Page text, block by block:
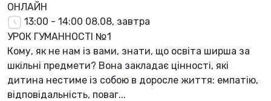
ОНЛАЙН
13:00 - 14:00 08.08, завтра
УРОК ГУМАННОСТІ №1
Кому, як не нам із вами, знати, що освіта ширша за
шкільні предмети? Вона закладає цінності, які
дитина нестиме із собою в доросле життя: емпатію,
відповідальність, поваг...